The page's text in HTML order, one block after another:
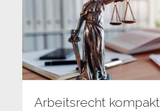
Arbeitsrecht kompakt